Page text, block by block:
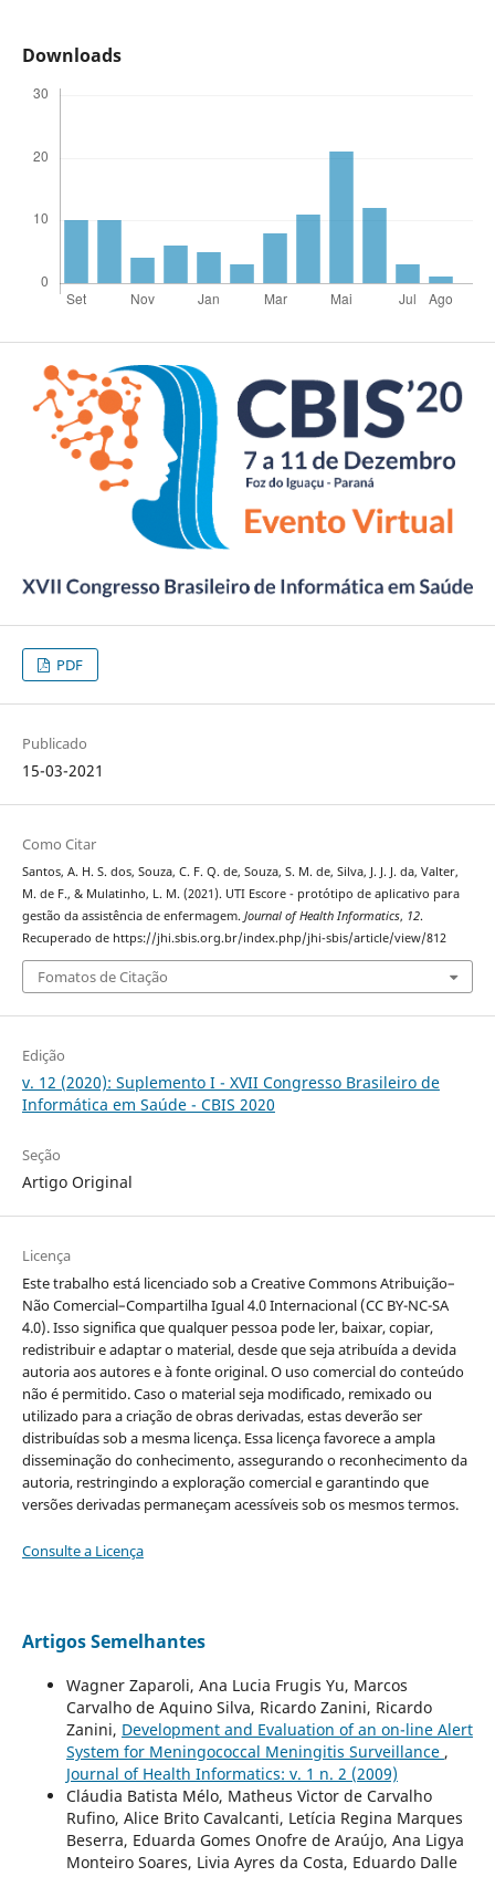
Downloads
PDF
Publicado
15-03-2021
Como Citar
Santos, A. H. S. dos, Souza, C. F. Q. de, Souza, S. M. de, Silva, J. J. J. da, Valter,
M. de F., & Mulatinho, L. M. (2021). UTI Escore - protótipo de aplicativo para
gestão da assistência de enfermagem. Journal of Health Informatics, 12.
Recuperado de https://jhi.sbis.org.br/index.php/jhi-sbis/article/view/812
Fomatos de Citação
Edição
v. 12 (2020): Suplemento I - XVII Congresso Brasileiro de
Informática em Saúde - CBIS 2020
Seção
Artigo Original
Licença
Este trabalho está licenciado sob a Creative Commons Atribuição–
Não Comercial–Compartilha Igual 4.0 Internacional (CC BY-NC-SA
4.0). Isso significa que qualquer pessoa pode ler, baixar, copiar,
redistribuir e adaptar o material, desde que seja atribuída a devida
autoria aos autores e à fonte original. O uso comercial do conteúdo
não é permitido. Caso o material seja modificado, remixado ou
utilizado para a criação de obras derivadas, estas deverão ser
distribuídas sob a mesma licença. Essa licença favorece a ampla
disseminação do conhecimento, assegurando o reconhecimento da
autoria, restringindo a exploração comercial e garantindo que
versões derivadas permaneçam acessíveis sob os mesmos termos.
Consulte a Licença
Artigos Semelhantes
Wagner Zaparoli, Ana Lucia Frugis Yu, Marcos
Carvalho de Aquino Silva, Ricardo Zanini, Ricardo
Zanini, Development and Evaluation of an on-line Alert
System for Meningococcal Meningitis Surveillance ,
Journal of Health Informatics: v. 1 n. 2 (2009)
Cláudia Batista Mélo, Matheus Victor de Carvalho
Rufino, Alice Brito Cavalcanti, Letícia Regina Marques
Beserra, Eduarda Gomes Onofre de Araújo, Ana Ligya
Monteiro Soares, Livia Ayres da Costa, Eduardo Dalle